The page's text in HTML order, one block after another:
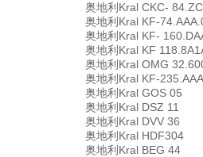
奥地利Kral CKC-
奥地利Kral KF-
奥地利Kral KF-
奥地利Kral KF
奥地利Kral OMG
奥地利Kral KF-
奥地利Kral GOS 05
奥地利Kral DSZ 11
奥地利Kral DVV 36
奥地利Kral HDF304
奥地利Kral BEG 44